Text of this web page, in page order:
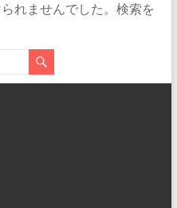
れませんでした。検索を